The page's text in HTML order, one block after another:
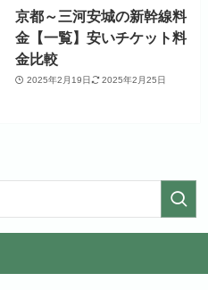
京都～三河安城の新幹線料
金【一覧】安いチケット料
金比較
2025年2月19日 2025年2月25日